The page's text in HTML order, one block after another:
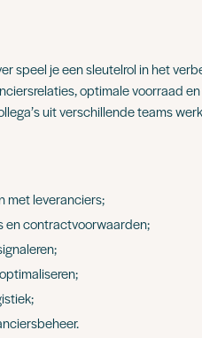
speel je een sleutelrol in het
optimale voorraad
uit verschillende teams
met leveranciers;
en contractvoorwaarden;